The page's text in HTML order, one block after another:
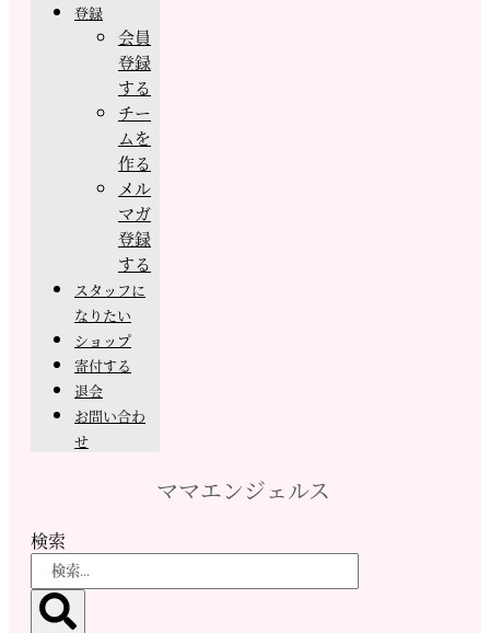
登録
会員
登録
する
チー
ムを
作る
メル
マガ
登録
する
スタッフに
なりたい
ショップ
寄付する
退会
お問い合わ
せ
ママエンジェルス
検索